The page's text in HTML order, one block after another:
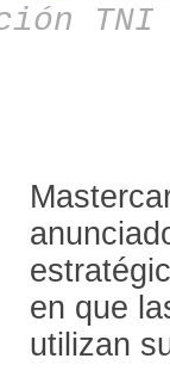
en que
utilizan